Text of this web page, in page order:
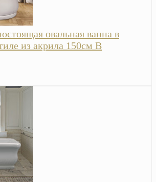
овальная ванна в
из акрила 150см В